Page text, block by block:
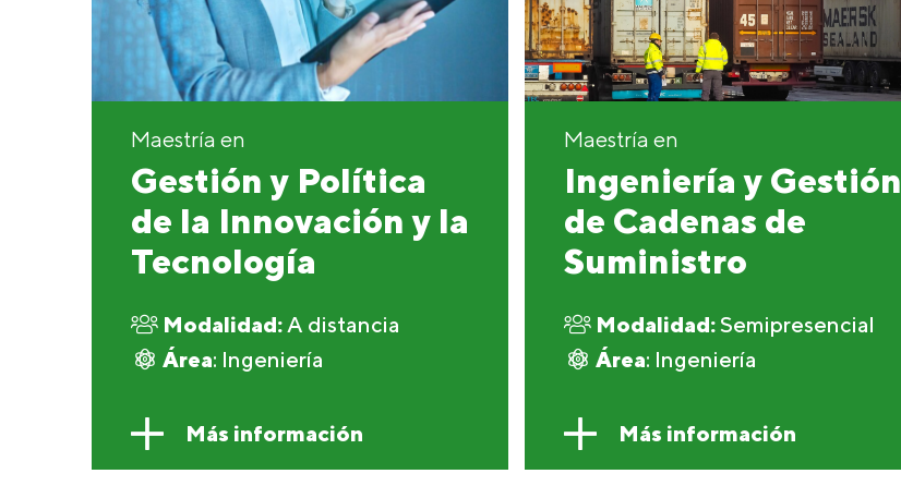
Maestría en
Gestión y Política
de la Innovación y la
Tecnología
Modalidad:A distancia
Área: Ingeniería
Más información
Maestría en
Ingeniería y Gestión
de Cadenas de
Suministro
Modalidad: Semipresencial
Área: Ingeniería
Más información